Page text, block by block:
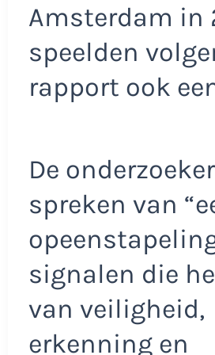
Amsterdam in
speelden
rapport ook
De
spreken van
signalen die
van veiligheid,
erkenning en